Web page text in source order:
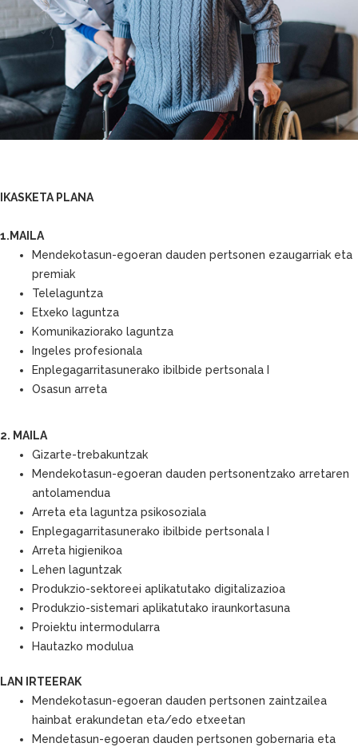
IKASKETA PLANA
1.MAILA
Mendekotasun-egoeran dauden pertsonen ezaugarriak eta
premiak
Telelaguntza
Etxeko laguntza
Komunikaziorako laguntza
Ingeles profesionala
Enplegagarritasunerako ibilbide pertsonala I
Osasun arreta
2. MAILA
Gizarte-trebakuntzak
Mendekotasun-egoeran dauden pertsonentzako arretaren
antolamendua
Arreta eta laguntza psikosoziala
Enplegagarritasunerako ibilbide pertsonala I
Arreta higienikoa
Lehen laguntzak
Produkzio-sektoreei aplikatutako digitalizazioa
Produkzio-sistemari aplikatutako iraunkortasuna
Proiektu intermodularra
Hautazko modulua
LAN IRTEERAK
Mendekotasun-egoeran dauden pertsonen zaintzailea
hainbat erakundetan eta/edo etxeetan
Mendetasun-egoeran dauden pertsonen gobernaria eta